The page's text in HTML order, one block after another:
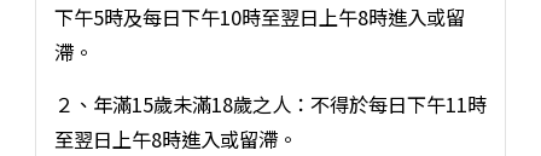
下午5時及每日下午10時至翌日上午8時進入或留
滯。
２、年滿15歲未滿18歲之人：不得於每日下午11時
至翌日上午8時進入或留滯。